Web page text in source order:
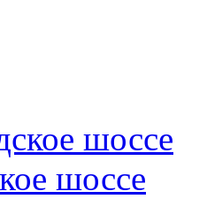
шоссе
шоссе